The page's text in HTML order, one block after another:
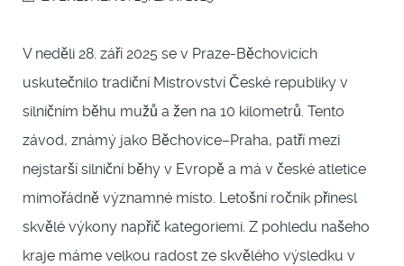
V neděli 28. září 2025 se v Praze-Běchovicích
uskutečnilo tradiční Mistrovství České republiky v
silničním běhu mužů a žen na 10 kilometrů. Tento
závod, známý jako Běchovice–Praha, patří mezi
nejstarší silniční běhy v Evropě a má v české atletice
mimořádně významné místo. Letošní ročník přinesl
skvělé výkony napříč kategoriemi. Z pohledu našeho
kraje máme velkou radost ze skvělého výsledku v